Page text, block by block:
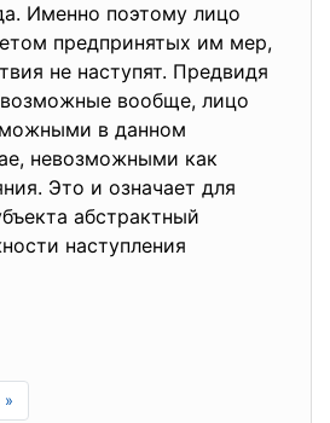
Именно поэтому лицо
предпринятых им мер,
не наступят. Предвидя
возможные вообще, лицо
в данном
невозможными как
Это и означает для
абстрактный
наступления
»